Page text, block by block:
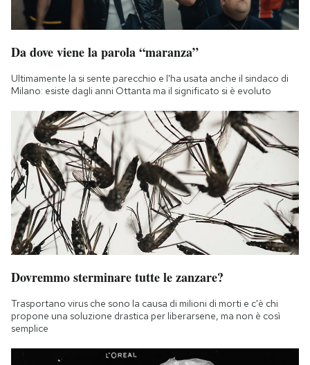
Da dove viene la parola “maranza”
Ultimamente la si sente parecchio e l'ha usata anche il sindaco di
Milano: esiste dagli anni Ottanta ma il significato si è evoluto
Dovremmo sterminare tutte le zanzare?
Trasportano virus che sono la causa di milioni di morti e c'è chi
propone una soluzione drastica per liberarsene, ma non è così
semplice